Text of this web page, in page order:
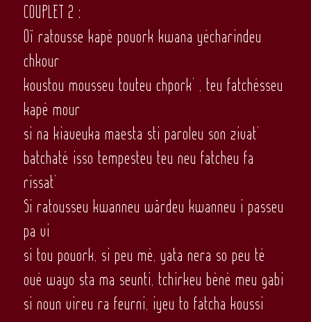
COUPLET 2 :
Oï ratousse kapé pouork kwana yécharindeu
chkour
koustou mousseu touteu chpork’ , teu fatchésseu
kapé mour
si na kiaveuka maesta sti paroleu son zivat’
batchaté isso tempesteu teu neu fatcheu fa
rissat’
Si ratousseu kwanneu wârdeu kwanneu i passeu
pa vi
si tou pouork, si peu mè, yata nera so peu té
oué wayo sta ma seunti, tchirkeu bènè meu gabi
si noun vireu ra feurni, iyeu to fatcha koussi